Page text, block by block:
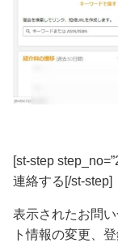
[st-step
連絡する[/st-step]
表示されたお問
ト情報の変更、